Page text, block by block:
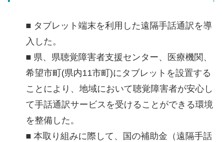
■ タブレット端末を利用した遠隔手話通訳を導
入した。
■ 県、県聴覚障害者支援センター、医療機関、
希望市町(県内11市町)にタブレットを設置する
ことにより、地域において聴覚障害者が安心し
て手話通訳サービスを受けることができる環境
を整備した。
■ 本取り組みに際して、国の補助金（遠隔手話